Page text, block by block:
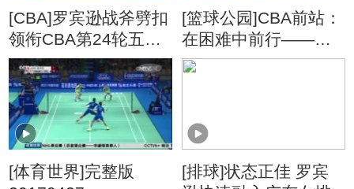
[CBA]罗宾逊战斧劈扣
领衔CBA第24轮五佳
球
[篮球公园]CBA前站：
在困难中前行——辽
宁队
[体育世界]完整版
[排球]状态正佳 罗宾